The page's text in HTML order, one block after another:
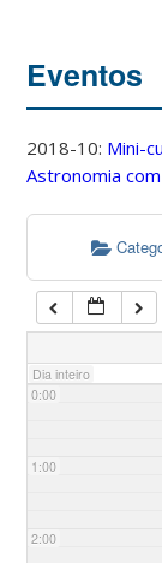
Eventos
2018-10: Mini-
Astronomia
Dia inteiro
0:00
1:00
2:00